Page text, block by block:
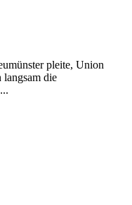
pleite, Union
langsam die